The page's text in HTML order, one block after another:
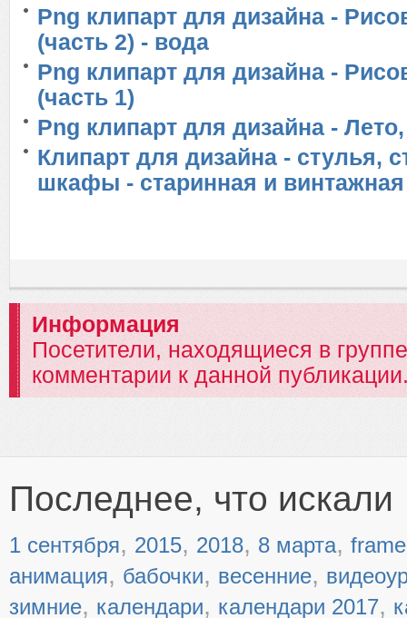
Png клипарт для дизайна -
(часть 2) - вода
Png клипарт для дизайна -
(часть 1)
Png клипарт для дизайна -
Клипарт для дизайна - стулья,
шкафы - старинная и
Информация
Посетители, находящиеся в
комментарии к данной
Последнее, что искали
1 сентября, 2015, 2018, 8 марта, frame
анимация, бабочки, весенние,
зимние, календари, календари 2017,